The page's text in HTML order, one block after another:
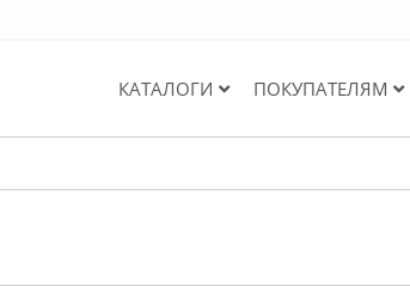
КАТАЛОГИ ПОКУПАТЕЛЯМ